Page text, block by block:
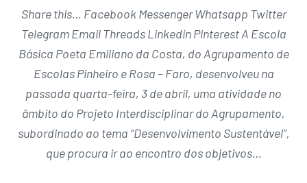
Share this… Facebook Messenger Whatsapp Twitter
Telegram Email Threads Linkedin Pinterest A Escola
Básica Poeta Emiliano da Costa, do Agrupamento de
Escolas Pinheiro e Rosa – Faro, desenvolveu na
passada quarta-feira, 3 de abril, uma atividade no
âmbito do Projeto Interdisciplinar do Agrupamento,
subordinado ao tema “Desenvolvimento Sustentável”,
que procura ir ao encontro dos objetivos…